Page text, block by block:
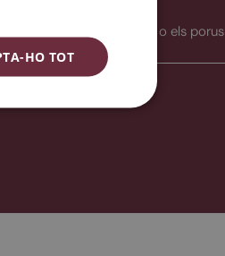
cicatrius, les estries o els porus
ESPAÑOL
HO TOT